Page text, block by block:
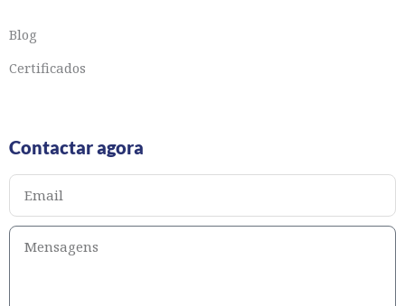
Blog
Certificados
Contactar agora